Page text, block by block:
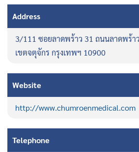
Address
3/111 ซอยลาดพร้าว 31 ถนนลาดพร้า
เขตจตุจักร กรุงเทพฯ 10900
Website
http://www.chumroenmedical.com
Telephone